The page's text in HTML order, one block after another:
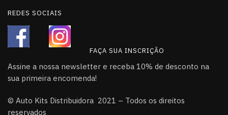
REDES SOCIAIS
FAÇA SUA INSCRIÇÃO
Assine a nossa newsletter e receba 10% de desconto na
sua primeira encomenda!
© Auto Kits Distribuidora 2021 – Todos os direitos
reservados